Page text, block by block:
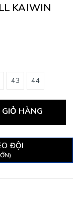
KAIWIN
43 44
HÀNG
ĐỘI